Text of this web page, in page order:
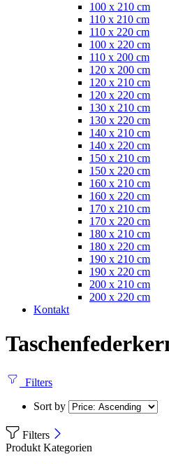
100 x 210 cm
110 x 210 cm
110 x 220 cm
100 x 220 cm
110 x 200 cm
120 x 200 cm
120 x 210 cm
120 x 220 cm
130 x 210 cm
130 x 220 cm
140 x 210 cm
140 x 220 cm
150 x 210 cm
150 x 220 cm
160 x 210 cm
160 x 220 cm
170 x 210 cm
170 x 220 cm
180 x 210 cm
180 x 220 cm
190 x 210 cm
190 x 220 cm
200 x 210 cm
200 x 220 cm
Kontakt
Filters
Sort by
Filters
Produkt Kategorien